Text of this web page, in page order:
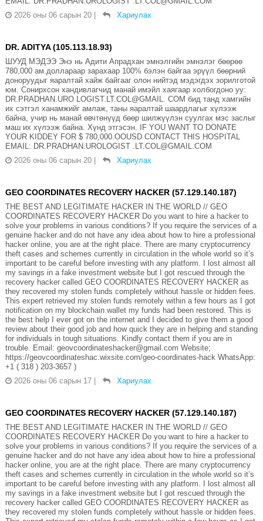
2026 оны 06 сарын 20
Хариулах
DR. ADITYA (105.113.18.93)
ШУУД МЭДЭЭ Энэ нь Адити Апрадхан эмнэлгийн эмнэлэг бөөрөө
780,000 ам.доллараар зарахаар 100% бэлэн байгаа эрүүл бөөрний
доноруудыг яаралтай хайж байгааг олон нийтэд мэдэгдэх зорилготой
юм. Сонирхсон хандивлагчид манай имэйл хаягаар холбогдоно уу:
DR.PRADHAN.URO LOGIST.LT.COL@GMAIL. COM бид танд хамгийн
их сэтгэл ханамжийг амлаж, таны яаралтай шаардлагыг хүлээж
байна, учир нь манай өвчтөнүүд бөөр шилжүүлэн суулгах мэс заслыг
маш их хүлээж байна. Хүнд этгэсэн. IF YOU WANT TO DONATE
YOUR KIDDEY FOR $ 780,000.OOUSD CONTACT THIS HOSPITAL
EMAIL: DR.PRADHAN.UROLOGIST .LT.COL@GMAIL.COM
2026 оны 06 сарын 20
Хариулах
GEO COORDINATES RECOVERY HACKER (57.129.140.187)
THE BEST AND LEGITIMATE HACKER IN THE WORLD // GEO
COORDINATES RECOVERY HACKER Do you want to hire a hacker to
solve your problems in various conditions? If you require the services of a
genuine hacker and do not have any idea about how to hire a professional
hacker online, you are at the right place. There are many cryptocurrency
theft cases and schemes currently in circulation in the whole world so it’s
important to be careful before investing with any platform. I lost almost all
my savings in a fake investment website but I got rescued through the
recovery hacker called GEO COORDINATES RECOVERY HACKER as
they recovered my stolen funds completely without hassle or hidden fees.
This expert retrieved my stolen funds remotely within a few hours as I got
notification on my blockchain wallet my funds had been restored. This is
the best help I ever got on the internet and I decided to give them a good
review about their good job and how quick they are in helping and standing
for individuals in tough situations. Kindly contact them if you are in
trouble. Email: geovcoordinateshacker@gmail.com Website;
https://geovcoordinateshac.wixsite.com/geo-coordinates-hack WhatsApp:
+1 ( 318 ) 203-3657 )
2026 оны 06 сарын 17
Хариулах
GEO COORDINATES RECOVERY HACKER (57.129.140.187)
THE BEST AND LEGITIMATE HACKER IN THE WORLD // GEO
COORDINATES RECOVERY HACKER Do you want to hire a hacker to
solve your problems in various conditions? If you require the services of a
genuine hacker and do not have any idea about how to hire a professional
hacker online, you are at the right place. There are many cryptocurrency
theft cases and schemes currently in circulation in the whole world so it’s
important to be careful before investing with any platform. I lost almost all
my savings in a fake investment website but I got rescued through the
recovery hacker called GEO COORDINATES RECOVERY HACKER as
they recovered my stolen funds completely without hassle or hidden fees.